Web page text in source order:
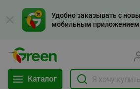
Удобно заказывать с
мобильным приложением
Каталог